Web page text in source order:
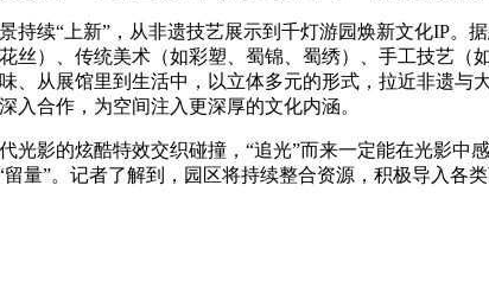
续“上新”，从非遗技艺展示到千灯游园焕新文化IP。
）、传统美术（如彩塑、蜀锦、蜀绣）、手工技艺（
从展馆里到生活中，以立体多元的形式，拉近非遗与
合作，为空间注入更深厚的文化内涵。
影的炫酷特效交织碰撞，“追光”而来一定能在光影中
量”。记者了解到，园区将持续整合资源，积极导入各